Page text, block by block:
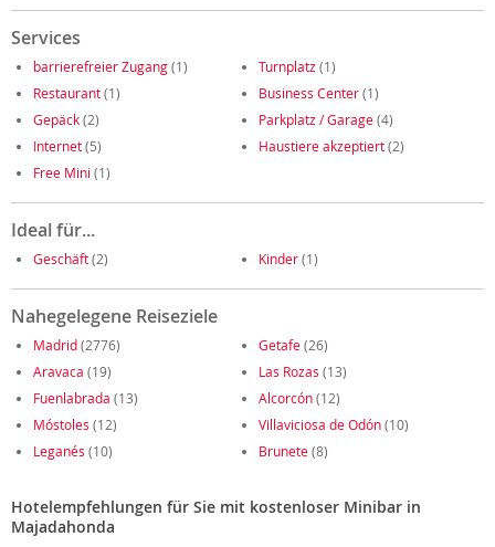
Services
barrierefreier Zugang(1) Turnplatz (1)
Restaurant(1) Business Center(1)
Gepäck(2) Parkplatz / Garage(4)
Internet(5) Haustiere akzeptiert(2)
Free Mini (1)
Ideal für...
Geschäft(2) Kinder(1)
Nahegelegene Reiseziele
Madrid(2776) Getafe(26)
Aravaca (19) Las Rozas (13)
Fuenlabrada (13) Alcorcón(12)
Móstoles (12) Villaviciosa de Odón(10)
Leganés (10) Brunete(8)
Hotelempfehlungen für Sie mit kostenloser Minibar in
Majadahonda